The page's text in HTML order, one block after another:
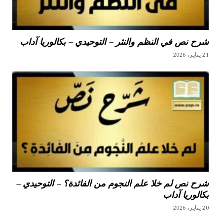
شرح نص في النظم والنثر – التوحيدي – بكالوريا آداب
21 يناير، 2026
شرح نص لم خلا علم النجوم من الفائدة؟ – التوحيدي –
بكالوريا آداب
20 يناير، 2026